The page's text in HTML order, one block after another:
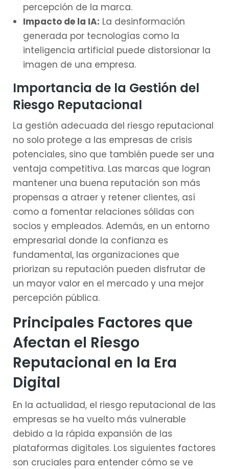
percepción de la marca.
Impacto de la IA: La desinformación
generada por tecnologías como la
inteligencia artificial puede distorsionar la
imagen de una empresa.
Importancia de la Gestión del
Riesgo Reputacional
La gestión adecuada del riesgo reputacional
no solo protege a las empresas de crisis
potenciales, sino que también puede ser una
ventaja competitiva. Las marcas que logran
mantener una buena reputación son más
propensas a atraer y retener clientes, así
como a fomentar relaciones sólidas con
socios y empleados. Además, en un entorno
empresarial donde la confianza es
fundamental, las organizaciones que
priorizan su reputación pueden disfrutar de
un mayor valor en el mercado y una mejor
percepción pública.
Principales Factores que
Afectan el Riesgo
Reputacional en la Era
Digital
En la actualidad, el riesgo reputacional de las
empresas se ha vuelto más vulnerable
debido a la rápida expansión de las
plataformas digitales. Los siguientes factores
son cruciales para entender cómo se ve